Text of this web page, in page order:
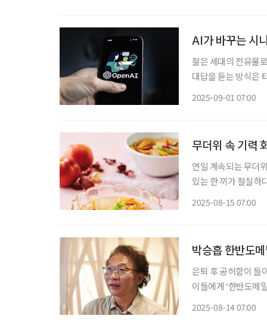
AI가 바꾸는 시
젊은 세대의 전유물
대답을 듣는 방식은
2025-09-01 07:00
무더위 속 기력
연일 계속되는 무더
있는 한 끼가 절실하
2025-08-15 07:00
박승흡 한반도
은퇴 후 공허함이 들이칠
이들에게 ‘한반도메
2025-08-14 07:00